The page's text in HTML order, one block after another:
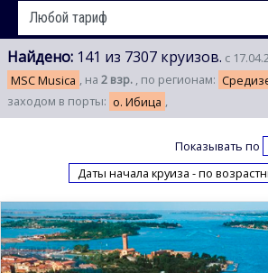
Найдено: 141 из 7307 круизов. с
MSC Musica , на 2 взр. , по регионам:
заходом в порты: о. Ибица ,
Показывать по